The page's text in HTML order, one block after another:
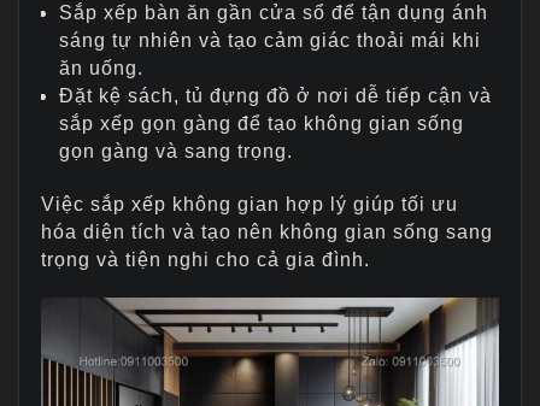
Sắp xếp bàn ăn gần cửa sổ để tận dụng ánh
sáng tự nhiên và tạo cảm giác thoải mái khi
ăn uống.
Đặt kệ sách, tủ đựng đồ ở nơi dễ tiếp cận và
sắp xếp gọn gàng để tạo không gian sống
gọn gàng và sang trọng.
Việc sắp xếp không gian hợp lý giúp tối ưu
hóa diện tích và tạo nên không gian sống sang
trọng và tiện nghi cho cả gia đình.